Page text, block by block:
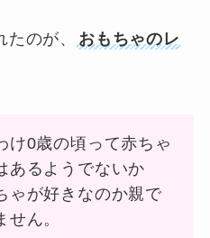
のが、
おもちゃのレ
け0歳の頃って赤ちゃ
あるようでないか
ゃが好きなのか親で
せん。